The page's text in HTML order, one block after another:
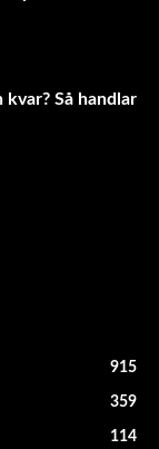
kvar? Så handlar
915
359
114